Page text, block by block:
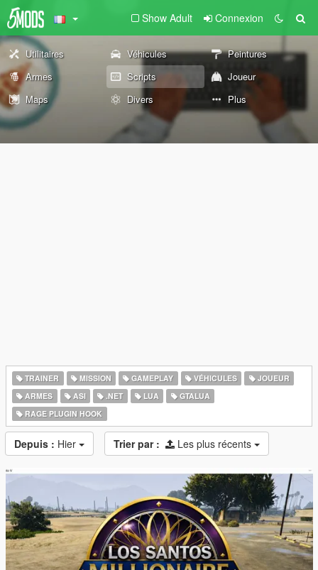
Show Adult Connexion
Utilitaires Véhicules
Peintures
Armes
Scripts
Joueur
Maps
Divers Plus
TRAINER MISSION GAMEPLAY VÉHICULES
JOUEUR
ARMES
ASI .NET LUA
GTALUA
RAGE PLUGIN HOOK
Depuis : Hier Trier par : Les plus récents